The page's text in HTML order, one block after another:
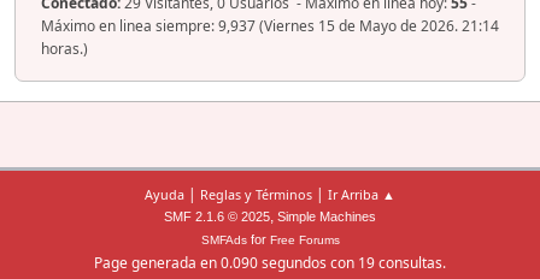
Máximo en linea siempre: 9,937 (Viernes 15 de Mayo de 2026. 21:14
horas.)
Ayuda | Reglas y Términos | Ir Arriba ▲
SMF 2.1.6 © 2025, Simple Machines
SMFAdsfor Free Forums
Page generada en 0.090 segundos con 19 consultas.